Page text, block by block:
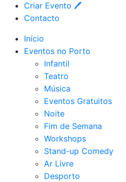
Criar Evento 🖊
Contacto
Início
Eventos no Porto
Infantil
Teatro
Música
Eventos Gratuitos
Noite
Fim de Semana
Workshops
Stand-up Comedy
Ar Livre
Desporto